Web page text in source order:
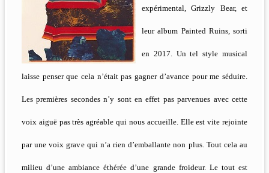
expérimental, Grizzly Bear, et
leur album Painted Ruins, sorti
en 2017. Un tel style musical
laisse penser que cela n’était pas gagner d’avance pour me séduire.
Les premières secondes n’y sont en effet pas parvenues avec cette
voix aiguë pas très agréable qui nous accueille. Elle est vite rejointe
par une voix grave qui n’a rien d’emballante non plus. Tout cela au
milieu d’une ambiance éthérée d’une grande froideur. Le tout est